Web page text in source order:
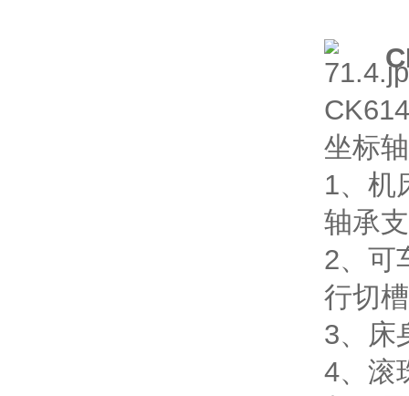
坐标
1、机
轴承
2、可
行切
3、床
4、滚